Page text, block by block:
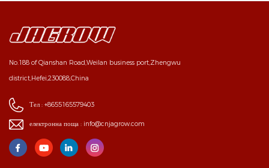
No.188 of Qianshan Road,Weilan business port,Zhengwu
district,Hefei,230088,China
Тел : +8655165579403
електронна поща : info@cnjagrow.com